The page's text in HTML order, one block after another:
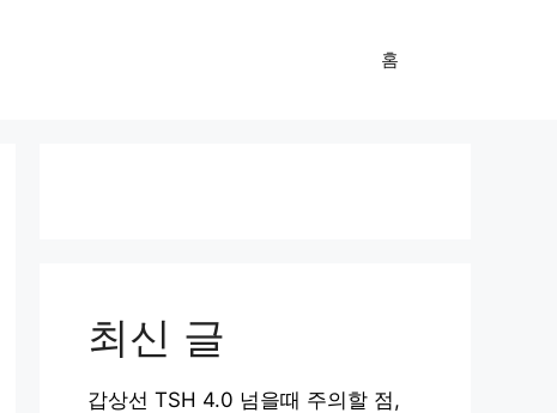
홈
최신 글
갑상선 TSH 4.0 넘을때 주의할 점,